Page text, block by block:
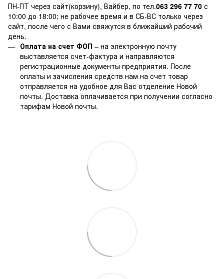
ПН-ПТ через сайт(корзину), Вайбер, по тел.063 296 77 70 с
10:00 до 18:00; не рабочее время и в СБ-ВС только через
сайт, после чего с Вами свяжутся в ближайший рабочий
день.
Оплата на счет ФОП – на электронную почту
выставляется счет-фактура и направляются
регистрационные документы предприятия. После
оплаты и зачисления средств нам на счет товар
отправляется на удобное для Вас отделение Новой
почты. Доставка оплачивается при получении согласно
тарифам Новой почты.